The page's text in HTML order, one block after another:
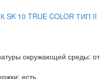
SK 10 TRUE COLOR ТИП II
окружающей среды: от
есть